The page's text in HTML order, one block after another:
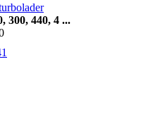
300, 440, 4 ...